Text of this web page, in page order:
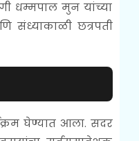
धम्मपाल मुन यांच्या
संध्याकाळी छत्रपती
घेण्यात आला. सदर